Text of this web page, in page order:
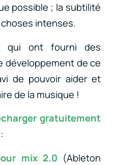
possible ; la subtilité
intenses.
qui ont fourni des
développement de ce
de pouvoir aider et
de la musique !
gratuitement
:
mix 2.0 (Ableton